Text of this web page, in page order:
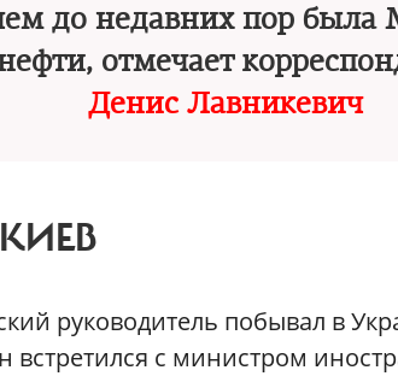
до недавних пор
отмечает
Денис Лавникевич
руководитель побывал в
встретился с министром